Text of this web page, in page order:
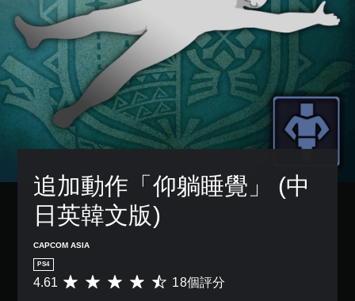
追加動作「仰躺睡覺」 (中
日英韓文版)
CAPCOM ASIA
PS4
平
4.61 18個評分